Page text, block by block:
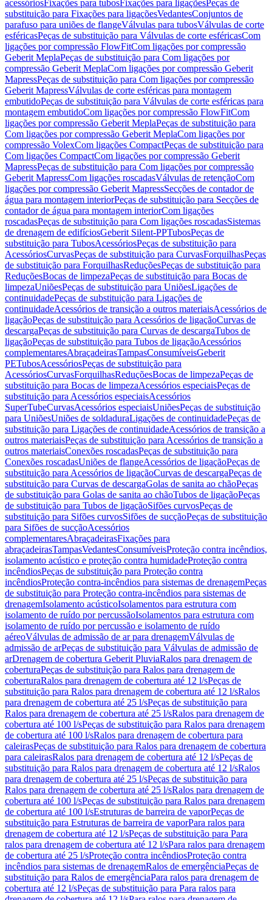
acessóriosFixações para tubosFixações para ligaçõesPeças de
substituição para Fixações para ligaçõesVedantesConjuntos de
parafuso para uniões de flangeVálvulas para tubosVálvulas de corte
esféricasPeças de substituição para Válvulas de corte esféricasCom
ligações por compressão FlowFitCom ligações por compressão
Geberit MeplaPeças de substituição para Com ligações por
compressão Geberit MeplaCom ligações por compressão Geberit
MapressPeças de substituição para Com ligações por compressão
Geberit MapressVálvulas de corte esféricas para montagem
embutidoPeças de substituição para Válvulas de corte esféricas para
montagem embutidoCom ligações por compressão FlowFitCom
ligações por compressão Geberit MeplaPeças de substituição para
Com ligações por compressão Geberit MeplaCom ligações por
compressão VolexCom ligações CompactPeças de substituição para
Com ligações CompactCom ligações por compressão Geberit
MapressPeças de substituição para Com ligações por compressão
Geberit MapressCom ligações roscadasVálvulas de retençãoCom
ligações por compressão Geberit MapressSecções de contador de
água para montagem interiorPeças de substituição para Secções de
contador de água para montagem interiorCom ligações
roscadasPeças de substituição para Com ligações roscadasSistemas
de drenagem de edifíciosGeberit Silent-PPTubosPeças de
substituição para TubosAcessóriosPeças de substituição para
AcessóriosCurvasPeças de substituição para CurvasForquilhasPeças
de substituição para ForquilhasReduçõesPeças de substituição para
ReduçõesBocas de limpezaPeças de substituição para Bocas de
limpezaUniõesPeças de substituição para UniõesLigações de
continuidadePeças de substituição para Ligações de
continuidadeAcessórios de transição a outros materiaisAcessórios de
ligaçãoPeças de substituição para Acessórios de ligaçãoCurvas de
descargaPeças de substituição para Curvas de descargaTubos de
ligaçãoPeças de substituição para Tubos de ligaçãoAcessórios
complementaresAbraçadeirasTampasConsumíveisGeberit
PETubosAcessóriosPeças de substituição para
AcessóriosCurvasForquilhasReduçõesBocas de limpezaPeças de
substituição para Bocas de limpezaAcessórios especiaisPeças de
substituição para Acessórios especiaisAcessórios
SuperTubeCurvasAcessórios especiaisUniõesPeças de substituição
para UniõesUniões de soldaduraLigações de continuidadePeças de
substituição para Ligações de continuidadeAcessórios de transição a
outros materiaisPeças de substituição para Acessórios de transição a
outros materiaisConexões roscadasPeças de substituição para
Conexões roscadasUniões de flangeAcessórios de ligaçãoPeças de
substituição para Acessórios de ligaçãoCurvas de descargaPeças de
substituição para Curvas de descargaGolas de sanita ao chãoPeças
de substituição para Golas de sanita ao chãoTubos de ligaçãoPeças
de substituição para Tubos de ligaçãoSifões curvosPeças de
substituição para Sifões curvosSifões de sucçãoPeças de substituição
para Sifões de sucçãoAcessórios
complementaresAbraçadeirasFixações para
abraçadeirasTampasVedantesConsumíveisProteção contra incêndios,
isolamento acústico e proteção contra humidadeProteção contra
incêndiosPeças de substituição para Proteção contra
incêndiosProteção contra-incêndios para sistemas de drenagemPeças
de substituição para Proteção contra-incêndios para sistemas de
drenagemIsolamento acústicoIsolamentos para estrutura com
isolamento de ruído por percussãoIsolamentos para estrutura com
isolamento de ruído por percussão e isolamento de ruído
aéreoVálvulas de admissão de ar para drenagemVálvulas de
admissão de arPeças de substituição para Válvulas de admissão de
arDrenagem de cobertura Geberit PluviaRalos para drenagem de
coberturaPeças de substituição para Ralos para drenagem de
coberturaRalos para drenagem de cobertura até 12 l/sPeças de
substituição para Ralos para drenagem de cobertura até 12 l/sRalos
para drenagem de cobertura até 25 l/sPeças de substituição para
Ralos para drenagem de cobertura até 25 l/sRalos para drenagem de
cobertura até 100 l/sPeças de substituição para Ralos para drenagem
de cobertura até 100 l/sRalos para drenagem de cobertura para
caleirasPeças de substituição para Ralos para drenagem de cobertura
para caleirasRalos para drenagem de cobertura até 12 l/sPeças de
substituição para Ralos para drenagem de cobertura até 12 l/sRalos
para drenagem de cobertura até 25 l/sPeças de substituição para
Ralos para drenagem de cobertura até 25 l/sRalos para drenagem de
cobertura até 100 l/sPeças de substituição para Ralos para drenagem
de cobertura até 100 l/sEstruturas de barreira de vaporPeças de
substituição para Estruturas de barreira de vaporPara ralos para
drenagem de cobertura até 12 l/sPeças de substituição para Para
ralos para drenagem de cobertura até 12 l/sPara ralos para drenagem
de cobertura até 25 l/sProteção contra incêndiosProteção contra
incêndios para sistemas de drenagemRalos de emergênciaPeças de
substituição para Ralos de emergênciaPara ralos para drenagem de
cobertura até 12 l/sPeças de substituição para Para ralos para